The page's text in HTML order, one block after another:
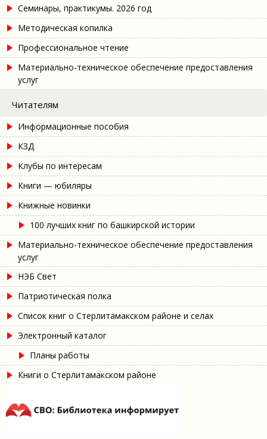
Семинары, практикумы. 2026 год
Методическая копилка
Профессиональное чтение
Материально-техническое обеспечение предоставления
услуг
Читателям
Информационные пособия
КЗД
Клубы по интересам
Книги — юбиляры
Книжные новинки
100 лучших книг по башкирской истории
Материально-техническое обеспечение предоставления
услуг
НЭБ Свет
Патриотическая полка
Список книг о Стерлитамакском районе и селах
Электронный каталог
Планы работы
Книги о Стерлитамакском районе